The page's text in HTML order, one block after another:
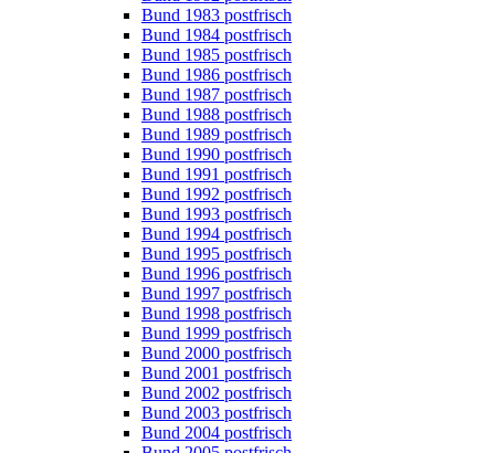
Bund 1983 postfrisch
Bund 1984 postfrisch
Bund 1985 postfrisch
Bund 1986 postfrisch
Bund 1987 postfrisch
Bund 1988 postfrisch
Bund 1989 postfrisch
Bund 1990 postfrisch
Bund 1991 postfrisch
Bund 1992 postfrisch
Bund 1993 postfrisch
Bund 1994 postfrisch
Bund 1995 postfrisch
Bund 1996 postfrisch
Bund 1997 postfrisch
Bund 1998 postfrisch
Bund 1999 postfrisch
Bund 2000 postfrisch
Bund 2001 postfrisch
Bund 2002 postfrisch
Bund 2003 postfrisch
Bund 2004 postfrisch